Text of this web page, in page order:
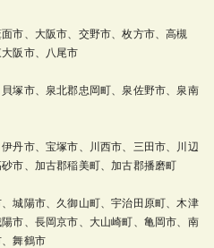
市、大阪市、交野市、枚方市、高槻
阪市、八尾市
塚市、泉北郡忠岡町、泉佐野市、泉南
丹市、宝塚市、川西市、三田市、川辺
市、加古郡稲美町、加古郡播磨町
城陽市、久御山町、宇治田原町、木津
市、長岡京市、大山崎町、亀岡市、南
舞鶴市